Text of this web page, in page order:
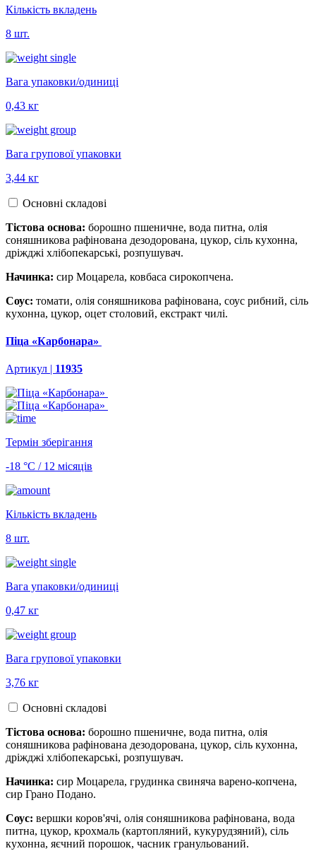
Кількість вкладень
8 шт.
Вага упаковки/одиниці
0,43 кг
Вага групової упаковки
3,44 кг
Основні складові
Тістова основа: борошно пшеничне, вода питна, олія
соняшникова рафінована дезодорована, цукор, сіль кухонна,
дріжджі хлібопекарські, розпушувач.
Начинка: сир Моцарела, ковбаса сирокопчена.
Соус: томати, олія соняшникова рафінована, соус рибний, сіль
кухонна, цукор, оцет столовий, екстракт чилі.
Піца «Карбонара»
Артикул | 11935
Термін зберігання
-18 °С / 12 місяців
Кількість вкладень
8 шт.
Вага упаковки/одиниці
0,47 кг
Вага групової упаковки
3,76 кг
Основні складові
Тістова основа: борошно пшеничне, вода питна, олія
соняшникова рафінована дезодорована, цукор, сіль кухонна,
дріжджі хлібопекарські, розпушувач.
Начинка: сир Моцарела, грудинка свиняча варено-копчена,
сир Грано Подано.
Соус: вершки коров'ячі, олія соняшникова рафінована, вода
питна, цукор, крохмаль (картопляний, кукурудзяний), сіль
кухонна, яєчний порошок, часник гранульований.